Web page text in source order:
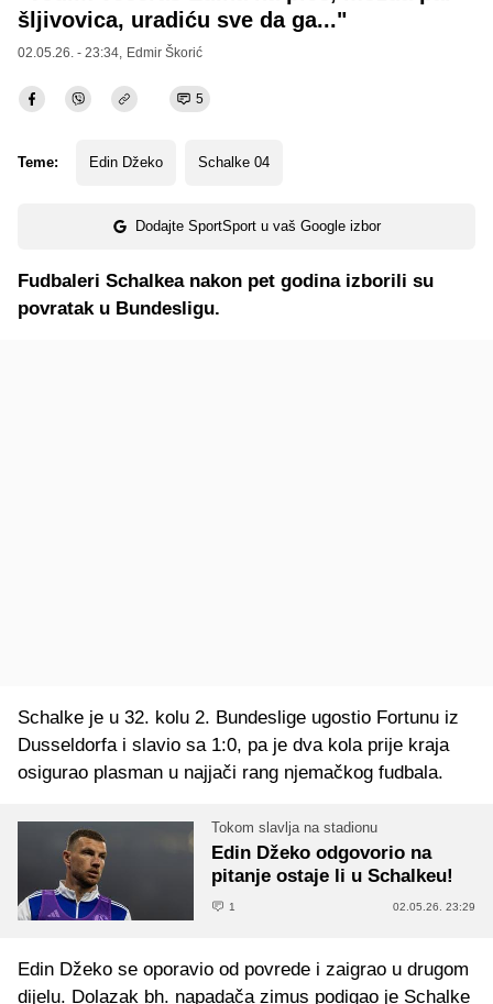
šljivovica, uradiću sve da ga..."
02.05.26. - 23:34, Edmir Škorić
5
Teme: Edin Džeko Schalke 04
Dodajte SportSport u vaš Google izbor
Fudbaleri Schalkea nakon pet godina izborili su
povratak u Bundesligu.
Schalke je u 32. kolu 2. Bundeslige ugostio Fortunu iz
Dusseldorfa i slavio sa 1:0, pa je dva kola prije kraja
osigurao plasman u najjači rang njemačkog fudbala.
Tokom slavlja na stadionu
Edin Džeko odgovorio na
pitanje ostaje li u Schalkeu!
1 02.05.26. 23:29
Edin Džeko se oporavio od povrede i zaigrao u drugom
dijelu. Dolazak bh. napadača zimus podigao je Schalke